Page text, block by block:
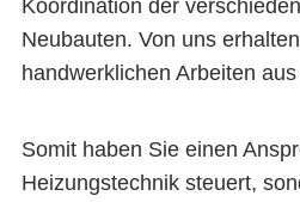
Koordination der
Neubauten. Von uns
handwerklichen Arbeiten
Somit haben Sie einen
Heizungstechnik steuert,